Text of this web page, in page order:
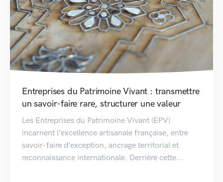
Entreprises du Patrimoine Vivant : transmettre
un savoir-faire rare, structurer une valeur
Les Entreprises du Patrimoine Vivant (EPV)
incarnent l’excellence artisanale française, entre
savoir-faire d’exception, ancrage territorial et
reconnaissance internationale. Derrière cette...